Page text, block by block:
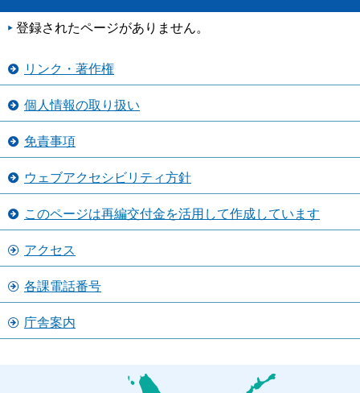
登録されたページがありません。
リンク・著作権
個人情報の取り扱い
免責事項
ウェブアクセシビリティ方針
このページは再編交付金を活用して作成しています
アクセス
各課電話番号
庁舎案内